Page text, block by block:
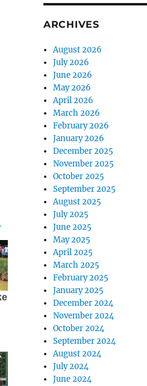
ARCHIVES
August 2026
July 2026
June 2026
May 2026
April 2026
March 2026
February 2026
January 2026
December 2025
November 2025
October 2025
September 2025
August 2025
July 2025
June 2025
May 2025
April 2025
March 2025
February 2025
January 2025
December 2024
November 2024
October 2024
September 2024
August 2024
July 2024
June 2024